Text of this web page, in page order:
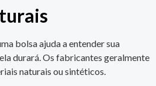
bolsa ajuda a entender sua
durará. Os fabricantes geralmente
naturais ou sintéticos.